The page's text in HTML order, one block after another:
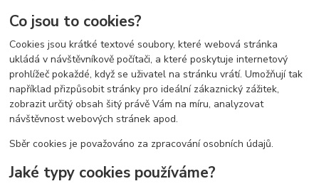
Co jsou to cookies?
Cookies jsou krátké textové soubory, které webová stránka
ukládá v návštěvníkově počítači, a které poskytuje internetový
prohlížeč pokaždé, když se uživatel na stránku vrátí. Umožňují tak
například přizpůsobit stránky pro ideální zákaznický zážitek,
zobrazit určitý obsah šitý právě Vám na míru, analyzovat
návštěvnost webových stránek apod.
Sběr cookies je považováno za zpracování osobních údajů.
Jaké typy cookies používáme?